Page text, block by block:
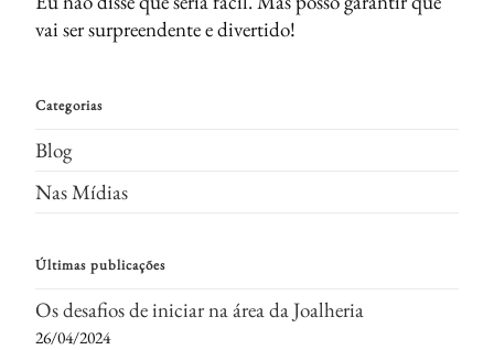
vai ser surpreendente e divertido!
Categorias
Blog
Nas Mídias
Últimas publicações
Os desafios de iniciar na área da Joalheria
26/04/2024